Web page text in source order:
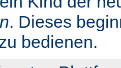
. Dieses
bedienen.